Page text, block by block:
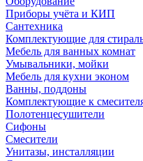
Приборы учёта и КИП
Сантехника
Комплектующие для
Мебель для ванных комнат
Умывальники, мойки
Мебель для кухни эконом
Ванны, поддоны
Комплектующие к
Полотенцесушители
Сифоны
Смесители
Унитазы, инсталляции